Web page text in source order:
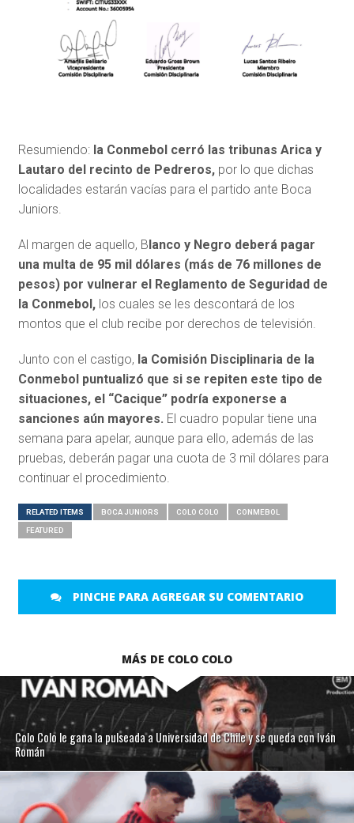
Resumiendo:la Conmebol cerró las tribunas Arica y
Lautaro del recinto de Pedreros,por lo que dichas
localidades estarán vacías para el partido ante Boca
Juniors.
Al margen de aquello, Blanco y Negro deberá pagar
una multa de 95 mil dólares (más de 76 millones de
pesos) por vulnerar el Reglamento de Seguridad de
la Conmebol,los cuales se les descontará de los
montos que el club recibe por derechos de televisión.
Junto con el castigo, la Comisión Disciplinaria de la
Conmebol puntualizó que si se repiten este tipo de
situaciones, el “Cacique” podría exponerse a
sanciones aún mayores. El cuadro popular tiene una
semana para apelar, aunque para ello, además de las
pruebas, deberán pagar una cuota de 3 mil dólares para
continuar el procedimiento.
RELATED ITEMS BOCA JUNIORS COLO COLO CONMEBOL
FEATURED
PINCHE PARA AGREGAR SU COMENTARIO
MÁS DE COLO COLO
Colo Colo le gana la pulseada a Universidad de Chile y se queda con Iván
Román